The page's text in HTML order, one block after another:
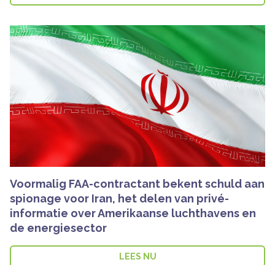
Voormalig FAA-contractant bekent schuld aan
spionage voor Iran, het delen van privé-
informatie over Amerikaanse luchthavens en
de energiesector
LEES NU